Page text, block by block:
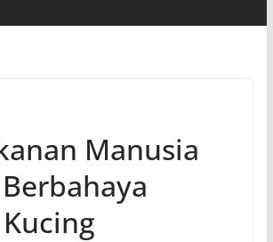
Manusia